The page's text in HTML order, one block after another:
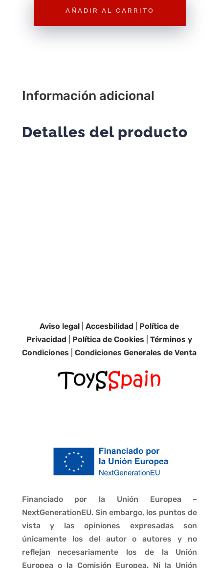
AÑADIR AL CARRITO
Información adicional
Detalles del producto
Aviso legal |Accesbilidad
Política de
Privacidad
Política de Cookies |Términos y
Condiciones |Condiciones Generales de Venta
Financiado por la Unión Europea –
NextGenerationEU. Sin embargo, los puntos de
vista y las opiniones expresadas son
únicamente los del autor o autores y no
reflejan necesariamente los de la Unión
Europea o la Comisión Europea. Ni la Unión